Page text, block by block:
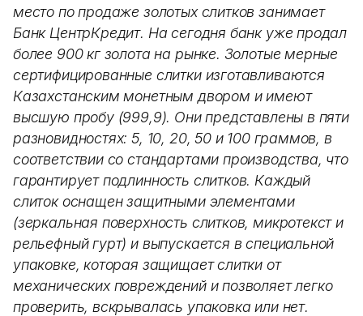
место по продаже золотых слитков занимает
Банк ЦентрКредит. На сегодня банк уже продал
более 900 кг золота на рынке. Золотые мерные
сертифицированные слитки изготавливаются
Казахстанским монетным двором и имеют
высшую пробу (999,9). Они представлены в пяти
разновидностях: 5, 10, 20, 50 и 100 граммов, в
соответствии со стандартами производства, что
гарантирует подлинность слитков. Каждый
слиток оснащен защитными элементами
(зеркальная поверхность слитков, микротекст и
рельефный гурт) и выпускается в специальной
упаковке, которая защищает слитки от
механических повреждений и позволяет легко
проверить, вскрывалась упаковка или нет.